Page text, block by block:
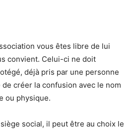
vous êtes libre de lui
convient. Celui-ci ne doit
déjà pris par une personne
créer la confusion avec le nom
ou physique.
social, il peut être au choix le